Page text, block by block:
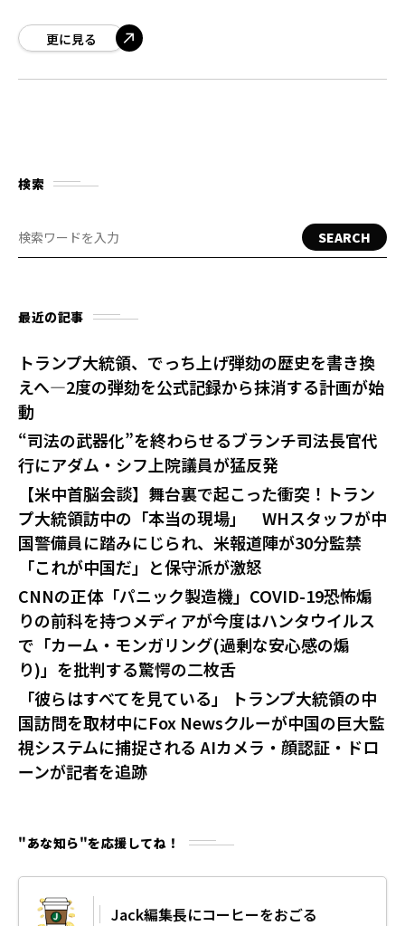
ました。ジョージア州フルト
更に見る
検索
SEARCH
最近の記事
トランプ大統領、でっち上げ弾劾の歴史を書き換
えへ—2度の弾劾を公式記録から抹消する計画が始
動
“司法の武器化”を終わらせるブランチ司法長官代
行にアダム・シフ上院議員が猛反発
【米中首脳会談】舞台裏で起こった衝突！トラン
プ大統領訪中の「本当の現場」 WHスタッフが中
国警備員に踏みにじられ、米報道陣が30分監禁
「これが中国だ」と保守派が激怒
CNNの正体「パニック製造機」COVID-19恐怖煽
りの前科を持つメディアが今度はハンタウイルス
で「カーム・モンガリング(過剰な安心感の煽
り)」を批判する驚愕の二枚舌
「彼らはすべてを見ている」 トランプ大統領の中
国訪問を取材中にFox Newsクルーが中国の巨大監
視システムに捕捉される AIカメラ・顔認証・ドロ
ーンが記者を追跡
"あな知ら"を応援してね！
Jack編集長にコーヒーをおごる